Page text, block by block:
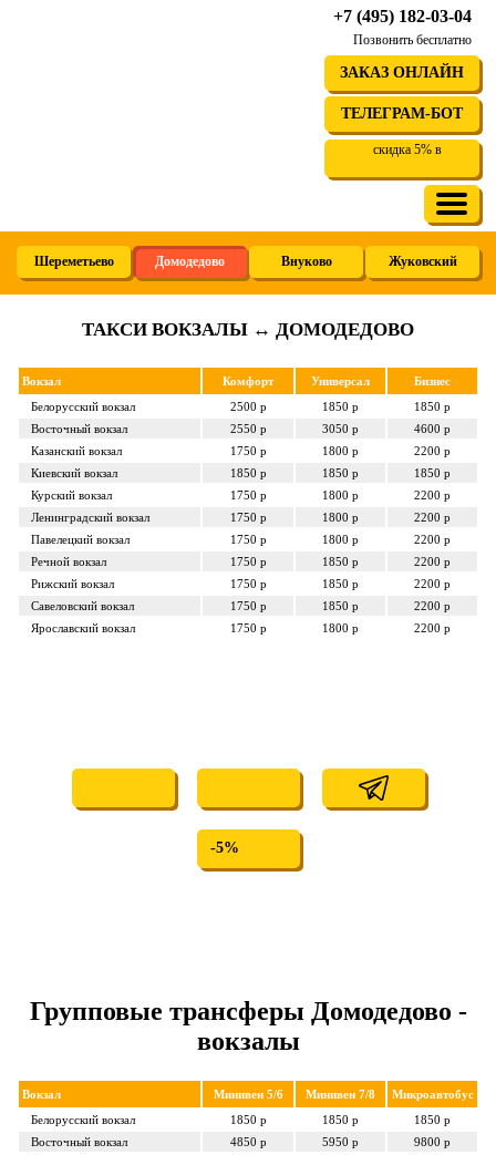
+7 (495) 182-03-04
Позвонить бесплатно
ЗАКАЗ ОНЛАЙН
ТЕЛЕГРАМ-БОТ
скидка 5% в
Шереметьево Домодедово Внуково Жуковский
ТАКСИ ВОКЗАЛЫ ↔ ДОМОДЕДОВО
Вокзал Комфорт Универсал
Бизнес
Белорусский вокзал 2500 р 1850 р
1850 р
Восточный вокзал 2550 р 3050 р
4600 р
Казанский вокзал 1750 р 1800 р
2200 р
Киевский вокзал 1850 р 1850 р
1850 р
Курский вокзал 1750 р 1800 р
2200 р
Ленинградский вокзал 1750 р 1800 р
2200 р
Павелецкий вокзал 1750 р 1800 р
2200 р
Речной вокзал 1750 р 1850 р
2200 р
Рижский вокзал 1750 р 1850 р
2200 р
Савеловский вокзал 1750 р 1850 р
2200 р
Ярославский вокзал 1750 р 1800 р 2200 р
-5%
Групповые трансферы Домодедово -
вокзалы
Вокзал Минивен 5/6 Минивен 7/8
Микроавтобус
Белорусский вокзал 1850 р 1850 р
1850 р
Восточный вокзал 4850 р 5950 р
9800 р